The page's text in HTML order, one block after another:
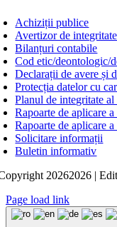
Achiziții publice
Avertizor de integritate
Bilanțuri contabile
Cod etic/deontologic/
Declarații de avere și
Protecția datelor cu
Planul de integritate
Rapoarte de aplicare
Rapoarte de aplicare
Solicitare informații
Buletin informativ
20262026 |
Page load link